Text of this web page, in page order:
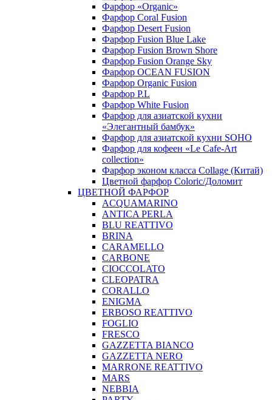
Фарфор «Organic»
Фарфор Coral Fusion
Фарфор Desert Fusion
Фарфор Fusion Blue Lake
Фарфор Fusion Brown Shore
Фарфор Fusion Orange Sky
Фарфор OCEAN FUSION
Фарфор Organic Fusion
Фарфор P.L
Фарфор White Fusion
Фарфор для азиатской кухни
«Элегантный бамбук»
Фарфор для азиатской кухни SOHO
Фарфор для кофеен «Le Cafe-Art
collection»
Фарфор эконом класса Collage (Китай)
Цветной фарфор Coloric/Доломит
ЦВЕТНОЙ ФАРФОР
ACQUAMARINO
ANTICA PERLA
BLU REATTIVO
BRINA
CARAMELLO
CARBONE
CIOCCOLATO
CLEOPATRA
CORALLO
ENIGMA
ERBOSO REATTIVO
FOGLIO
FRESCO
GAZZETTA BIANCO
GAZZETTA NERO
MARRONE REATTIVO
MARS
NEBBIA